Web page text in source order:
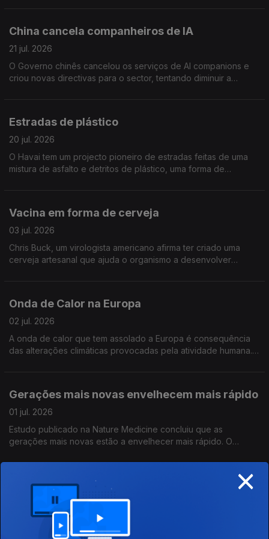
China cancela companheiros de IA
21 jul. 2026
O Governo chinês cancelou os serviços de AI companions e
criou novas directivas para o sector, tentando diminuir a
Estradas de plástico
20 jul. 2026
O Havai tem um projecto pioneiro de estradas feitas de uma
mistura de asfalto e detritos de plástico, uma forma de
Vacina em forma de cerveja
03 jul. 2026
Chris Buck, um virologista americano afirma ter criado uma
cerveja artesanal que ajuda o organismo a desenvolver
Onda de Calor na Europa
02 jul. 2026
A onda de calor que tem assolado a Europa é consequência
das alterações climáticas provocadas pela atividade humana.
Gerações mais novas envelhecem mais rápido
01 jul. 2026
Estudo publicado na Nature Medicine concluiu que as
gerações mais novas estão a envelhecer mais rápido. O
A Caixa Negra da Terra
30 jun. 2026
Organização australiana Rouser Lab quer construir uma Caixa
Negra da Terra na Tasmania antes do final do ano. O monólito,
×